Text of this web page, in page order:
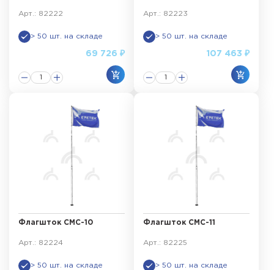
Арт.: 82222
> 50 шт. на складе
69 726 ₽
Арт.: 82223
> 50 шт. на складе
107 463 ₽
Флагшток СМС-10
Арт.: 82224
> 50 шт. на складе
Флагшток СМС-11
Арт.: 82225
> 50 шт. на складе